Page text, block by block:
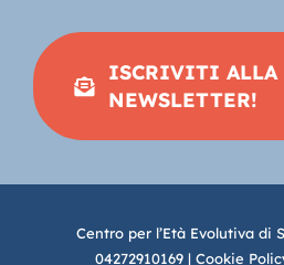
ISCRIVITI ALLA
NEWSLETTER!
Centro per l’Età Evolutiva di
04272910169 | Cookie